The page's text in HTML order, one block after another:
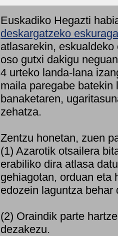
Euskadiko Hegazti
deskargatzeko
atlasarekin,
oso gutxi dakigu
4 urteko landa-lana
maila paregabe
banaketaren,
zehatza.
Zentzu honetan, zuen
(1) Azarotik otsailera
erabiliko dira atlasa
gehiagotan, orduan eta
edozein laguntza behar
(2) Oraindik parte
dezakezu.